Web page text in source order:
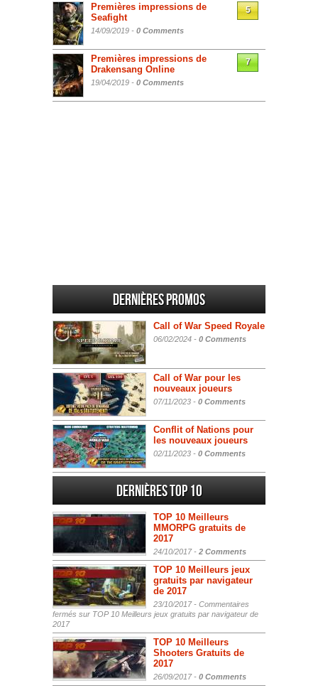
Premières impressions de
Seafight
14/09/2019 - 0 Comments
5
Premières impressions de
Drakensang Online
19/04/2019 - 0 Comments
7
Dernières promos
Call of War Speed Royale
06/02/2024 - 0 Comments
Call of War pour les
nouveaux joueurs
07/11/2023 - 0 Comments
Conflit of Nations pour
les nouveaux joueurs
02/11/2023 - 0 Comments
Dernières Top 10
TOP 10 Meilleurs
MMORPG gratuits de
2017
24/10/2017 - 2 Comments
TOP 10 Meilleurs jeux
gratuits par navigateur
de 2017
23/10/2017 - Commentaires
fermés sur TOP 10 Meilleurs jeux gratuits par navigateur de
2017
TOP 10 Meilleurs
Shooters Gratuits de
2017
26/09/2017 - 0 Comments